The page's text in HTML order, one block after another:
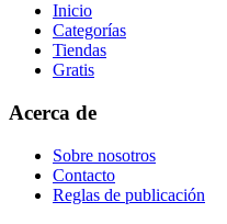
Inicio
Categorías
Tiendas
Gratis
Acerca de
Sobre nosotros
Contacto
Reglas de publicación